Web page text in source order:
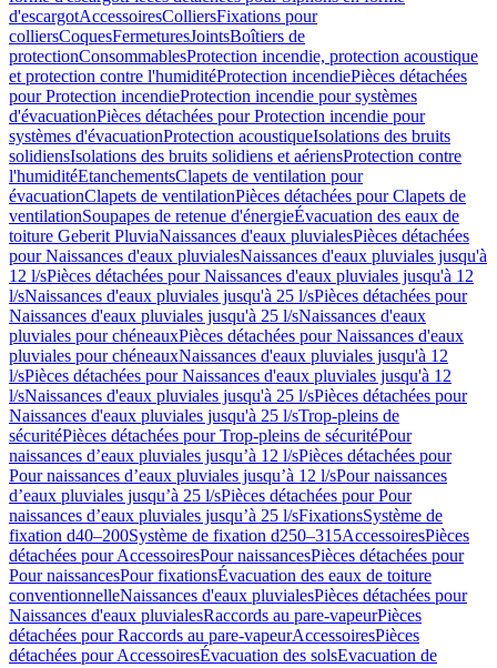
d'escargotAccessoiresColliersFixations pour
colliersCoquesFermeturesJointsBoîtiers de
protectionConsommablesProtection incendie, protection acoustique
et protection contre l'humiditéProtection incendiePièces détachées
pour Protection incendieProtection incendie pour systèmes
d'évacuationPièces détachées pour Protection incendie pour
systèmes d'évacuationProtection acoustiqueIsolations des bruits
solidiensIsolations des bruits solidiens et aériensProtection contre
l'humiditéEtanchementsClapets de ventilation pour
évacuationClapets de ventilationPièces détachées pour Clapets de
ventilationSoupapes de retenue d'énergieÉvacuation des eaux de
toiture Geberit PluviaNaissances d'eaux pluvialesPièces détachées
pour Naissances d'eaux pluvialesNaissances d'eaux pluviales jusqu'à
12 l/sPièces détachées pour Naissances d'eaux pluviales jusqu'à 12
l/sNaissances d'eaux pluviales jusqu'à 25 l/sPièces détachées pour
Naissances d'eaux pluviales jusqu'à 25 l/sNaissances d'eaux
pluviales pour chéneauxPièces détachées pour Naissances d'eaux
pluviales pour chéneauxNaissances d'eaux pluviales jusqu'à 12
l/sPièces détachées pour Naissances d'eaux pluviales jusqu'à 12
l/sNaissances d'eaux pluviales jusqu'à 25 l/sPièces détachées pour
Naissances d'eaux pluviales jusqu'à 25 l/sTrop-pleins de
sécuritéPièces détachées pour Trop-pleins de sécuritéPour
naissances d’eaux pluviales jusqu’à 12 l/sPièces détachées pour
Pour naissances d’eaux pluviales jusqu’à 12 l/sPour naissances
d’eaux pluviales jusqu’à 25 l/sPièces détachées pour Pour
naissances d’eaux pluviales jusqu’à 25 l/sFixationsSystème de
fixation d40–200Système de fixation d250–315AccessoiresPièces
détachées pour AccessoiresPour naissancesPièces détachées pour
Pour naissancesPour fixationsÉvacuation des eaux de toiture
conventionnelleNaissances d'eaux pluvialesPièces détachées pour
Naissances d'eaux pluvialesRaccords au pare-vapeurPièces
détachées pour Raccords au pare-vapeurAccessoiresPièces
détachées pour AccessoiresÉvacuation des solsEvacuation de